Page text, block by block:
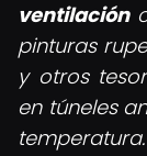
ventilación
pinturas
y otros
en túneles
temperatura.